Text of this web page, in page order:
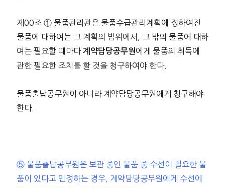
제00조 ① 물품관리관은 물품수급관리계획에 정하여진
물품에 대하여는 그 계획의 범위에서, 그 밖의 물품에 대하
여는 필요할 때마다 계약담당공무원 에게 물품의 취득에
관한 필요한 조치를 할 것을 청구하여야 한다.
물품출납공무원이 아니라 계약담당공무원에게 청구해야
한다.
⑤ 물품출납공무원은 보관 중인 물품 중 수선이 필요한 물
품이 있다고 인정하는 경우, 계약담당공무원에게 수선에